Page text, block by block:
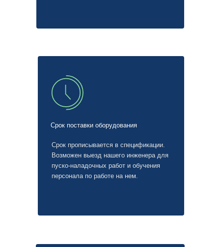
Срок прописывается в спецификации.
Возможен выезд нашего инженера для
пуско-наладочных работ и обучения
персонала по работе на нем.
Срок поставки оборудования